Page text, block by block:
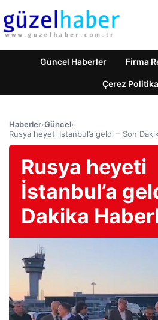
Güncel Haberler Firma
Çerez
Haberler›Güncel›
Rusya heyeti İstanbul’a geldi – Son
Rusya heyeti
İstanbul’a
Dakika